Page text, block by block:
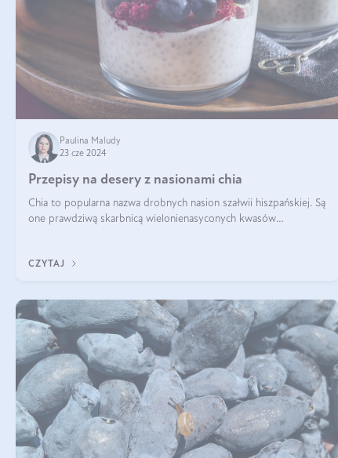
Paulina Maludy
23 cze 2024
Przepisy na desery z nasionami chia
Chia to popularna nazwa drobnych nasion szałwii hiszpańskiej. Są
one prawdziwą skarbnicą wielonienasyconych kwasów
CZYTAJ